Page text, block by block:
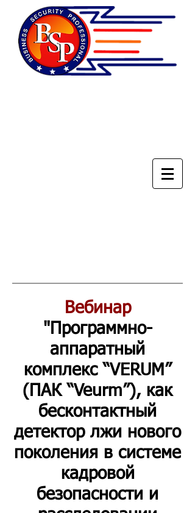
Вебинар
"Программно-
аппаратный
комплекс “VERUM”
(ПАК “Veurm”), как
бесконтактный
детектор лжи нового
поколения в системе
кадровой
безопасности и